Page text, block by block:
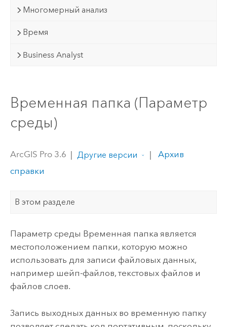
Многомерный анализ
Время
Business Analyst
Временная папка (Параметр
среды)
ArcGIS Pro 3.6 | Другие версии |
Архив
справки
В этом разделе
Параметр среды Временная папка является
местоположением папки, которую можно
использовать для записи файловых данных,
например шейп-файлов, текстовых файлов и
файлов слоев.
Запись выходных данных во временную папку